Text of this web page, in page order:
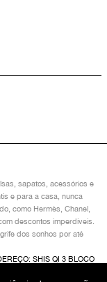
sapatos, acessórios e
e para a casa, nunca
como Hermès, Chanel,
descontos imperdíveis.
dos sonhos por até
SHIS QI 3 BLOCO